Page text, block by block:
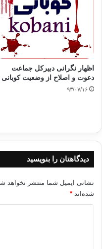
هراسی اتخاذ شده از سوی
بیگناه، تاکید می‌کند که
خویش از مصر گرفته تا
گرایی و بیداری اسلامی‌ای
آشفته ساخته است؛ قطعا حفظ
صبر و استقامت و جلوگیری از
صورت گرفته، آینده را آز آنِ
اظهار نگرانی دبیرکل جماعت
دعوت و اصلاح از وضعیت کوبانی
۹۳/۰۷/۱۶
دیدگاهتان را بنویسید
نشانی ایمیل شما منتشر نخواهد
شده‌اند *